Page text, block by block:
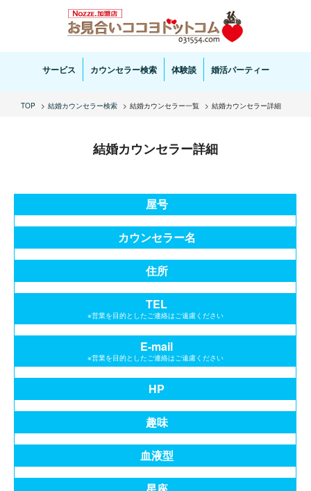
お見合い・結婚相談ならお見合いココヨドットコムへ。専任の結婚カウンセラーがサポートいた
します。
サービス カウンセラー検索 体験談 婚活パーティー
TOP 結婚カウンセラー検索 結婚カウンセラー一覧 結婚カウンセラー詳細
結婚カウンセラー詳細
屋号
カウンセラー名
住所
TEL
※営業を目的としたご連絡はご遠慮ください
E-mail
※営業を目的としたご連絡はご遠慮ください
HP
趣味
血液型